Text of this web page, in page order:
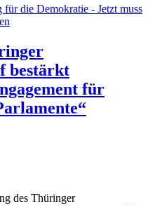
die Demokratie - Jetzt muss
bestärkt
für
des Thüringer